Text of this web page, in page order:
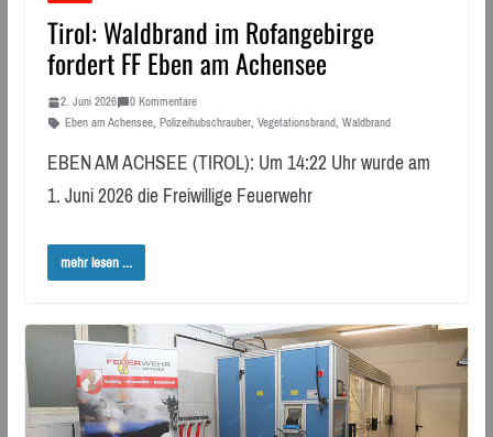
Tirol: Waldbrand im Rofangebirge
fordert FF Eben am Achensee
2. Juni 2026
0 Kommentare
Eben am Achensee, Polizeihubschrauber, Vegetationsbrand, Waldbrand
EBEN AM ACHSEE (TIROL): Um 14:22 Uhr wurde am
1. Juni 2026 die Freiwillige Feuerwehr
mehr lesen ...